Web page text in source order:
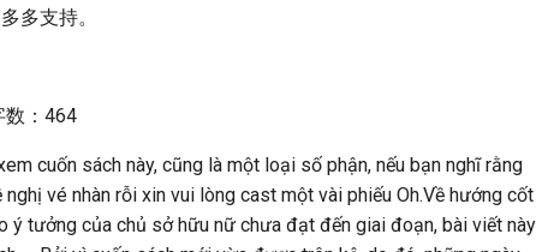
多支持。
数：464
cuốn sách này, cũng là một loại số phận, nếu bạn nghĩ rằng
vé nhàn rỗi xin vui lòng cast một vài phiếu Oh.Về hướng cốt
ý tưởng của chủ sở hữu nữ chưa đạt đến giai đoạn, bài viết này